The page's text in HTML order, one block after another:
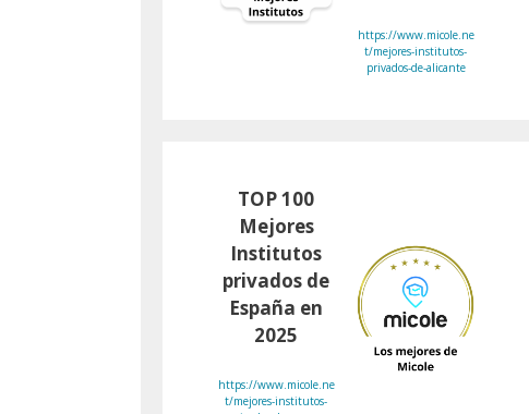
https://www.micole.ne
t/mejores-institutos-
privados-de-alicante
TOP 100
Mejores
Institutos
privados de
España en
2025
https://www.micole.ne
t/mejores-institutos-